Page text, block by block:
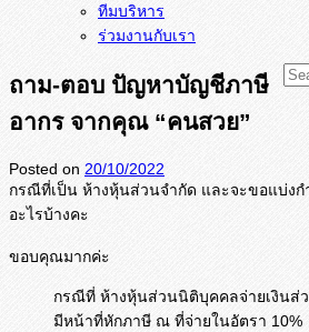
ทีมบริหาร
ร่วมงานกับเรา
ถาม-ตอบ ปัญหาบัญชีภาษี
อากร จากคุณ “คนสวย”
Posted on 20/10/2022
กรณีที่เป็น ห้างหุ้นส่วนจำกัด และจะขอแบ่งก
อะไรบ้างคะ
ขอบคุณมากค่ะ
กรณีที่ ห้างหุ้นส่วนนิติบุคคลจ่ายเงินส่
มีหน้าที่หักภาษี ณ ที่จ่ายในอัตรา 10%